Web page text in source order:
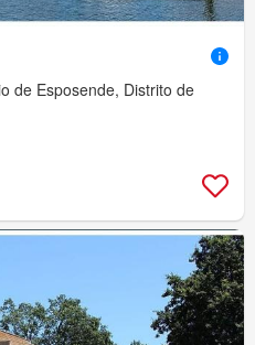
de Esposende, Distrito de